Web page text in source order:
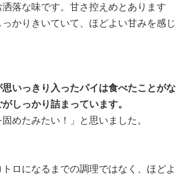
落な味です。甘さ控えめとあります
かりきいていて、ほどよい甘みを感じ
いっきり入ったパイは食べたことがな
しっかり詰まっています。
固めたみたい！」と思いました。
ロになるまでの調理ではなく、ほどよ